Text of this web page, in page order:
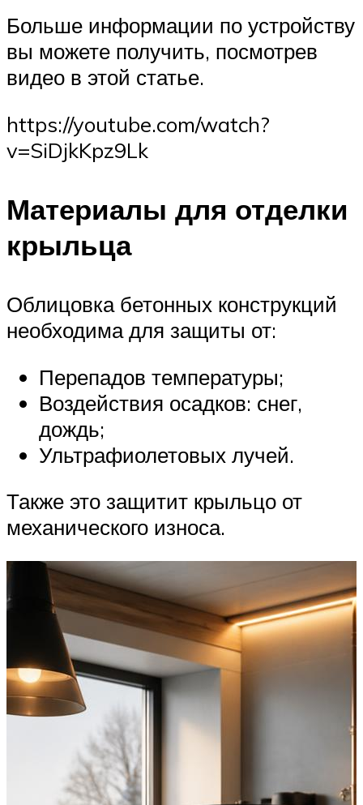
Больше информации по устройству
вы можете получить, посмотрев
видео в этой статье.
https://youtube.com/watch?
v=SiDjkKpz9Lk
Материалы для отделки
крыльца
Облицовка бетонных конструкций
необходима для защиты от:
Перепадов температуры;
Воздействия осадков: снег,
дождь;
Ультрафиолетовых лучей.
Также это защитит крыльцо от
механического износа.